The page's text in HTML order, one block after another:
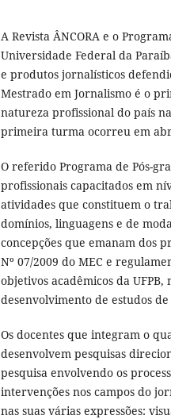
A Revista ÂNCORA e o
Universidade Federal da
e produtos jornalísticos
Mestrado em Jornalismo é o
natureza profissional do país
primeira turma ocorreu em
O referido Programa de Pós-
profissionais capacitados em
atividades que constituem o
domínios, linguagens e de
concepções que emanam dos
Nº 07/2009 do MEC e
objetivos acadêmicos da
desenvolvimento de estudos de
Os docentes que integram o
desenvolvem pesquisas
pesquisa envolvendo os
intervenções nos campos do
nas suas várias expressões: